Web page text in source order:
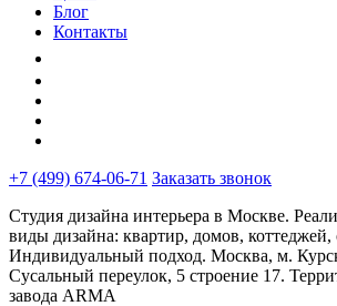
Блог
Контакты
+7 (499) 674-06-71 Заказать звонок
Студия дизайна интерьера в Москве.
виды дизайна: квартир, домов, коттеджей,
Индивидуальный подход. Москва, м.
Сусальный переулок, 5 строение 17.
завода ARMA